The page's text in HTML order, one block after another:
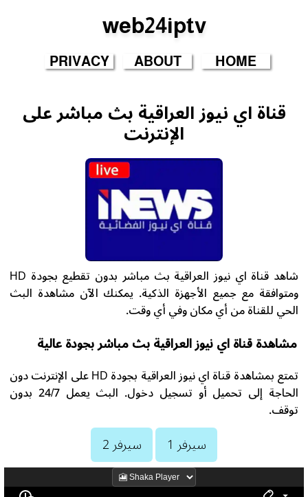
web24iptv
HOME
ABOUT
PRIVACY
قناة اي نيوز العراقية بث مباشر على
الإنترنت
شاهد قناة اي نيوز العراقية بث مباشر بدون تقطيع بجودة HD
ومتوافقة مع جميع الأجهزة الذكية. يمكنك الآن مشاهدة البث
الحي للقناة من أي مكان وفي أي وقت.
مشاهدة قناة اي نيوز العراقية بث مباشر بجودة عالية
تمتع بمشاهدة قناة اي نيوز العراقية بجودة HD على الإنترنت دون
الحاجة إلى تحميل أو تسجيل دخول. البث يعمل 24/7 بدون
توقف.